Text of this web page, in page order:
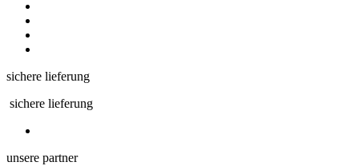
sichere lieferung
sichere lieferung
unsere partner